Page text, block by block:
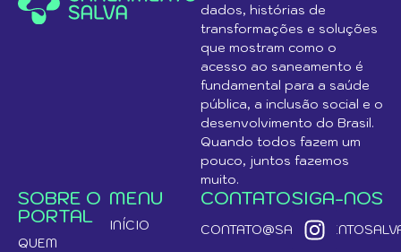
dados, histórias de
transformações e soluções
que mostram como o
acesso ao saneamento é
fundamental para a saúde
pública, a inclusão social e o
desenvolvimento do Brasil.
Quando todos fazem um
pouco, juntos fazemos
muito.
SOBRE O
PORTAL
QUEM
MENU
INÍCIO
CONTATOSIGA-NOS